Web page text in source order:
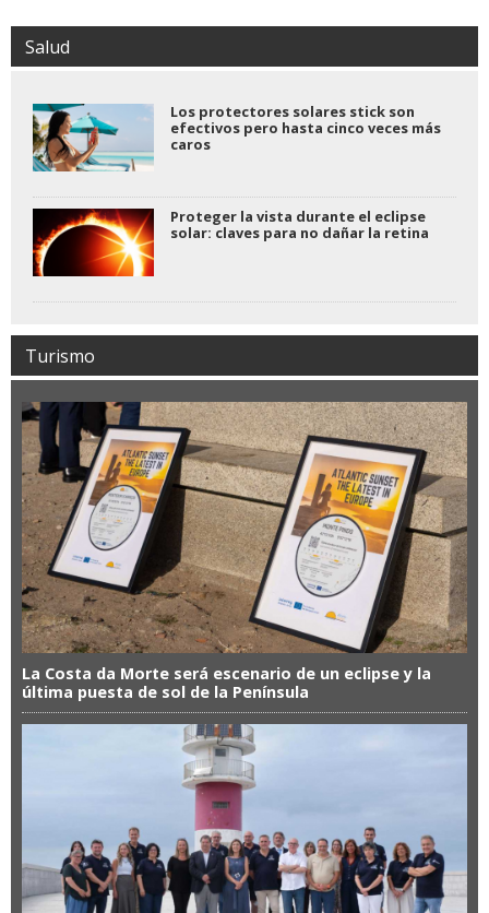
Salud
Los protectores solares stick son
efectivos pero hasta cinco veces más
caros
Proteger la vista durante el eclipse
solar: claves para no dañar la retina
Turismo
La Costa da Morte será escenario de un eclipse y la
última puesta de sol de la Península